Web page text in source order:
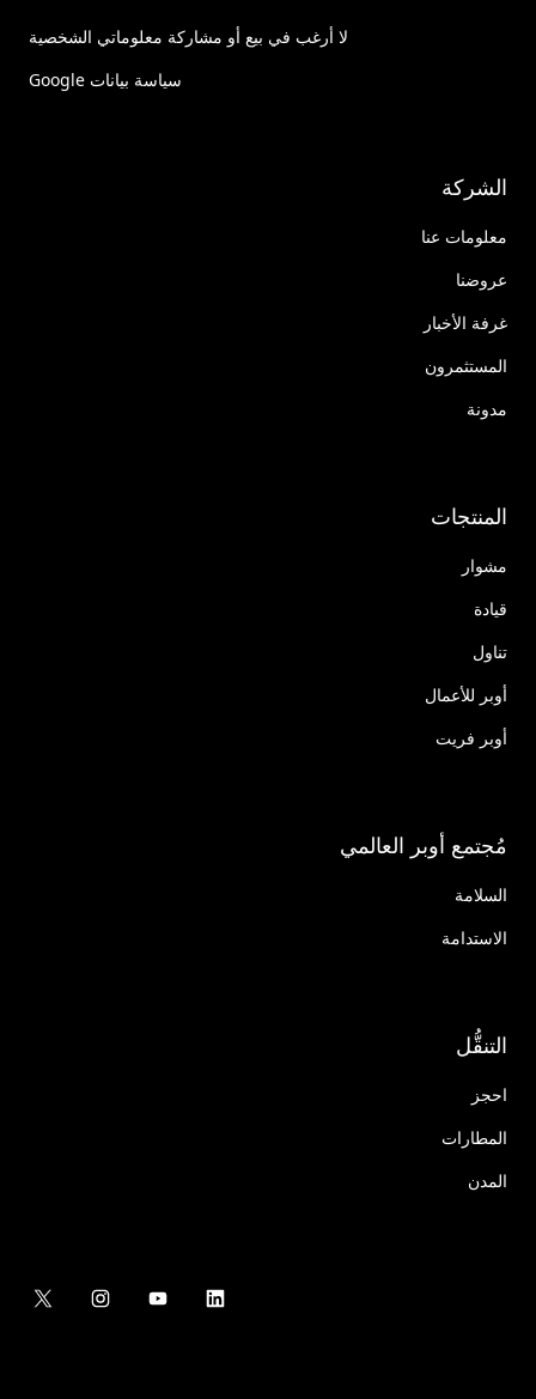
لا أرغب في بيع أو مشاركة معلوماتي الشخصية
سياسة بيانات Google
الشركة
معلومات عنا
عروضنا
غرفة الأخبار
المستثمرون
مدونة
المنتجات
مشوار
قيادة
تناول
أوبر للأعمال
أوبر فريت
مُجتمع أوبر العالمي
السلامة
الاستدامة
التنقُّل
احجز
المطارات
المدن